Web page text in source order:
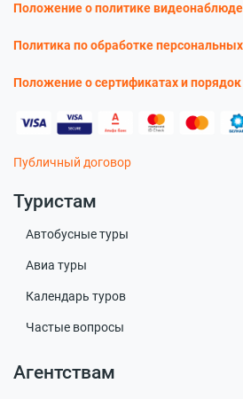
Положение о политике
Политика по обработке
Положение о сертификатах и
Публичный договор
Туристам
Автобусные туры
Авиа туры
Календарь туров
Частые вопросы
Агентствам